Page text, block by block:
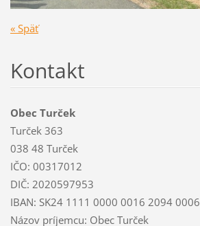
« Späť
Kontakt
Obec Turček
Turček 363
038 48 Turček
IČO: 00317012
DIČ: 2020597953
IBAN: SK24 1111 0000 0016 2094 0006
Názov príjemcu: Obec Turček